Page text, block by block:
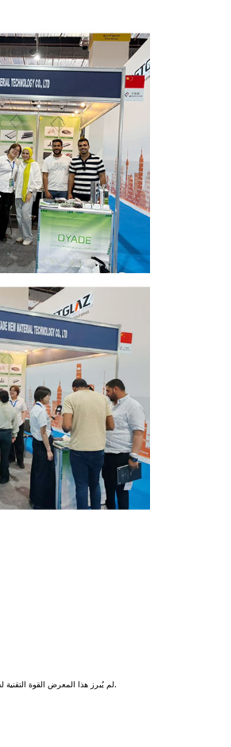
لم يُبرز هذا المعرض القوة التقنية لشركة "أو يا دي" فحسب، بل أرسى أيضاً أساساً متيناً لتوسعها في السوق مستقبلاً من خلال زيارات العملاء المنتظمة ودعواتهم. نتطلع إلى العمل مع شركاء عالميين لتعزيز التقدم التكنولوجي في صناعة المعالجة العميقة للزجاج.